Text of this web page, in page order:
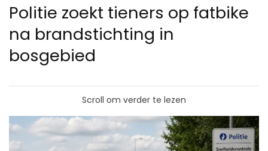
Politie zoekt tieners op fatbike
na brandstichting in
bosgebied
Scroll om verder te lezen